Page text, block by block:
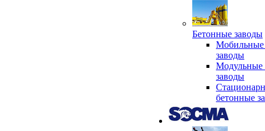
Бетонные заводы
Мобильные
заводы
Модульные
заводы
бетонные